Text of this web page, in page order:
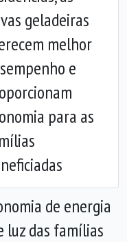
geladeiras
melhor
e
para as
de energia
luz das famílias